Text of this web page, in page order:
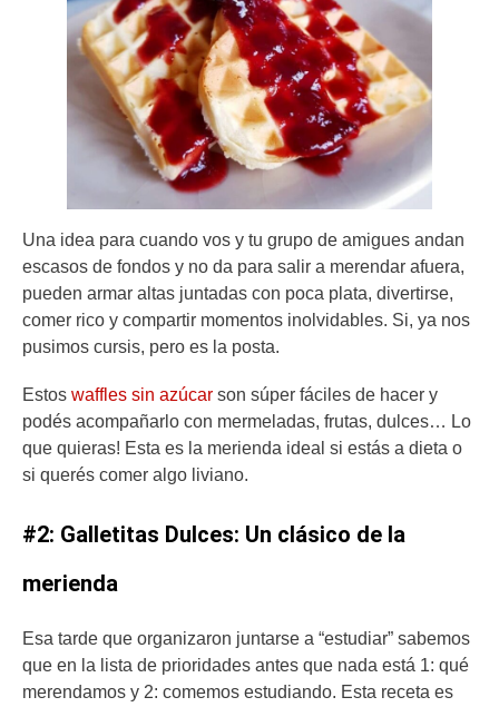
Una idea para cuando vos y tu grupo de amigues andan
escasos de fondos y no da para salir a merendar afuera,
pueden armar altas juntadas con poca plata, divertirse,
comer rico y compartir momentos inolvidables. Si, ya nos
pusimos cursis, pero es la posta.
Estos waffles sin azúcar son súper fáciles de hacer y
podés acompañarlo con mermeladas, frutas, dulces… Lo
que quieras! Esta es la merienda ideal si estás a dieta o
si querés comer algo liviano.
#2: Galletitas Dulces: Un clásico de la
merienda
Esa tarde que organizaron juntarse a “estudiar” sabemos
que en la lista de prioridades antes que nada está 1: qué
merendamos y 2: comemos estudiando. Esta receta es